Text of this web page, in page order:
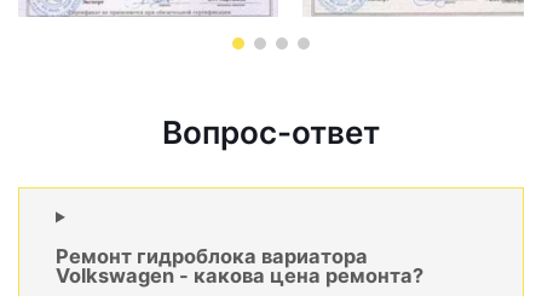
Вопрос-ответ
Ремонт гидроблока вариатора
Volkswagen - какова цена ремонта?